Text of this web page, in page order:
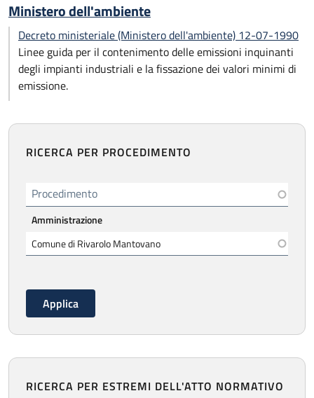
Ministero dell'ambiente
Decreto ministeriale (Ministero dell'ambiente) 12-07-1990
Linee guida per il contenimento delle emissioni inquinanti
degli impianti industriali e la fissazione dei valori minimi di
emissione.
RICERCA PER PROCEDIMENTO
Procedimento
Amministrazione
RICERCA PER ESTREMI DELL'ATTO NORMATIVO